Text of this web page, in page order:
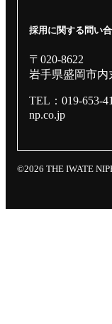
採用に関する問い
〒020-8622
岩手県盛岡市
TEL：019-653-
np.co.jp
©2026 THE IWATE